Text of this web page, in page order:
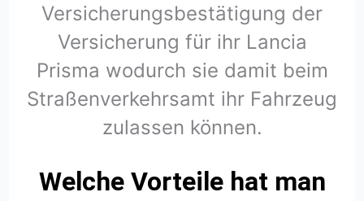
Versicherungsbestätigung der
Versicherung für ihr Lancia
Prisma wodurch sie damit beim
Straßenverkehrsamt ihr Fahrzeug
zulassen können.
Welche Vorteile hat man